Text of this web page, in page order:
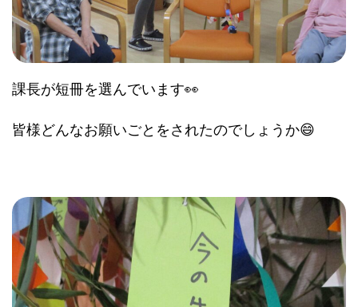
課長が短冊を選んでいます👀
皆様どんなお願いごとをされたのでしょうか😄